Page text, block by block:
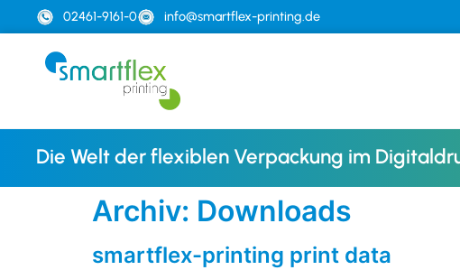
02461-9161-0 info@smartflex-printing.de
Die Welt der flexiblen Verpackung im
Archiv: Downloads
smartflex-printing print data